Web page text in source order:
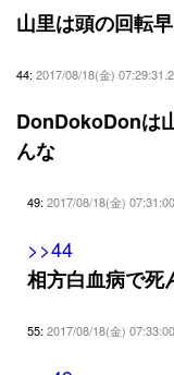
山里は頭の回転
44: 2017/08/18(金)
DonDokoDonは
んな
49: 2017/08/18(金)
>>44
相方白血病で死
55: 2017/08/18(金)